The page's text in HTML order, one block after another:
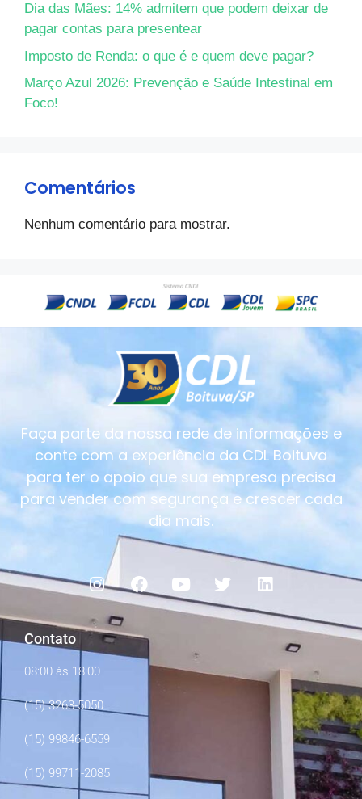
Dia das Mães: 14% admitem que podem deixar de
pagar contas para presentear
Imposto de Renda: o que é e quem deve pagar?
Março Azul 2026: Prevenção e Saúde Intestinal em
Foco!
Comentários
Nenhum comentário para mostrar.
Faça parte da nossa rede de informações e
conte com a experiência da CDL Boituva
para ter o apoio que sua empresa precisa
para vender com segurança e crescer cada
dia mais.
Contato
08:00 às 18:00
(15) 3263-5050
(15) 99846-6559
(15) 99711-2085